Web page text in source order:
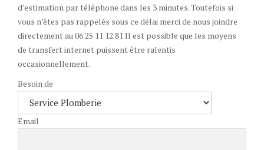
d’estimation par téléphone dans les 3 minutes. Toutefois si
vous n’êtes pas rappelés sous ce délai merci de nous joindre
directement au 06 25 11 12 81 Il est possible que les moyens
de transfert internet puissent être ralentis
occasionnellement.
Besoin de
Email